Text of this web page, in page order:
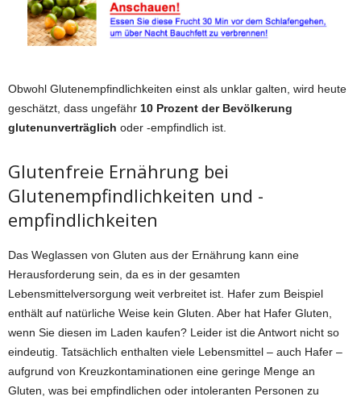
Obwohl Glutenempfindlichkeiten einst als unklar galten, wird heute
geschätzt, dass ungefähr 10 Prozent der Bevölkerung
glutenunverträglich oder -empfindlich ist.
Glutenfreie Ernährung bei
Glutenempfindlichkeiten und -
empfindlichkeiten
Das Weglassen von Gluten aus der Ernährung kann eine
Herausforderung sein, da es in der gesamten
Lebensmittelversorgung weit verbreitet ist. Hafer zum Beispiel
enthält auf natürliche Weise kein Gluten. Aber hat Hafer Gluten,
wenn Sie diesen im Laden kaufen? Leider ist die Antwort nicht so
eindeutig. Tatsächlich enthalten viele Lebensmittel – auch Hafer –
aufgrund von Kreuzkontaminationen eine geringe Menge an
Gluten, was bei empfindlichen oder intoleranten Personen zu